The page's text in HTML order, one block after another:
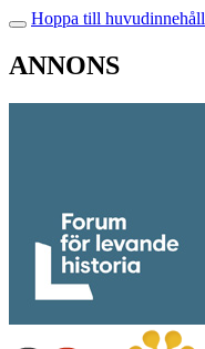
Hoppa till huvudinnehåll
ANNONS